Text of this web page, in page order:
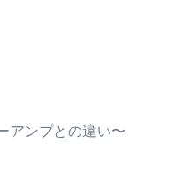
アンプとの違い〜